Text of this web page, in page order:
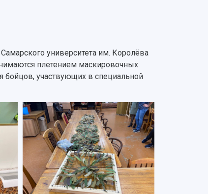
университета им. Королёва
плетением маскировочных
участвующих в специальной